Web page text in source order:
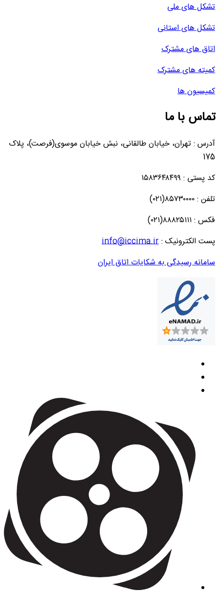
تشکل های ملی
تشکل های استانی
اتاق های مشترک
کمیته های مشترک
کمیسیون ها
تماس با ما
آدرس : تهران، خیابان طالقانی، نبش خیابان موسوی(فرصت)، پلاک
175
کد پستی : ۱۵۸۳۶۴۸۴۹۹
تلفن : ۸۵۷۳۰۰۰۰(۰۲۱)
فکس : ۸۸۸۲۵۱۱۱(۰۲۱)
پست الکترونیک :info@iccima.ir
سامانه رسیدگی به شکایات اتاق ایران